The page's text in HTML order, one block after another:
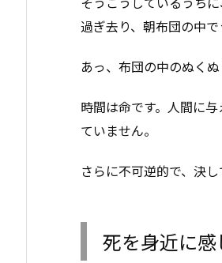
過ぎ去り、朝布団の中で
あっ、布団の中のぬく
時間は命です。人間に
ていません。
さらに不可逆的で、決し
死を身近に感